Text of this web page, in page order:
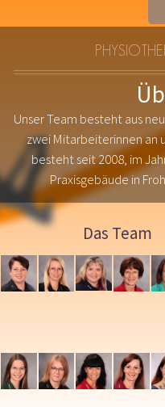
Unser Team besteht aus
zwei Mitarbeiterinnen an
besteht seit 2008, im
Praxisgebäude in
Das Team